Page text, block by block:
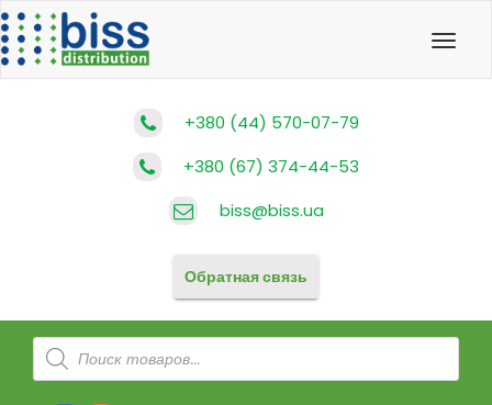
+380 (44) 570-07-79
+380 (67) 374-44-53
biss@biss.ua
Обратная связь
Поиск
товаров